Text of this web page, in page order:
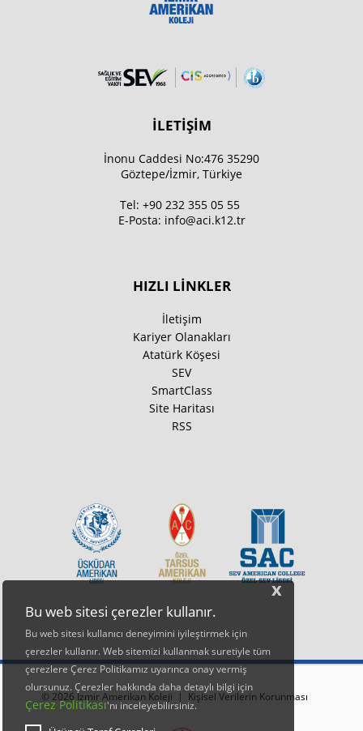
x
Bu web sitesi çerezler kullanır.
Bu web sitesi kullanıcı deneyimini iyileştirmek için
çerezler kullanır. Web sitemizi kullanmak suretiyle tüm
çerezlere Çerez Politikamız uyarınca onay vermiş
olursunuz. Çerezler hakkında daha detaylı bilgi için
Çerez Politikası'nı inceleyebilirsiniz.
İLETİŞİM
İnonu Caddesi No:476 35290
Göztepe/İzmir, Türkiye
Tel: +90 232 355 05 55
E-Posta: info@aci.k12.tr
HIZLI LİNKLER
İletişim
Kariyer Olanakları
Atatürk Köşesi
SEV
SmartClass
Site Haritası
RSS
© 2026 İzmir Amerikan Koleji | Kişisel Verilerin Korunması